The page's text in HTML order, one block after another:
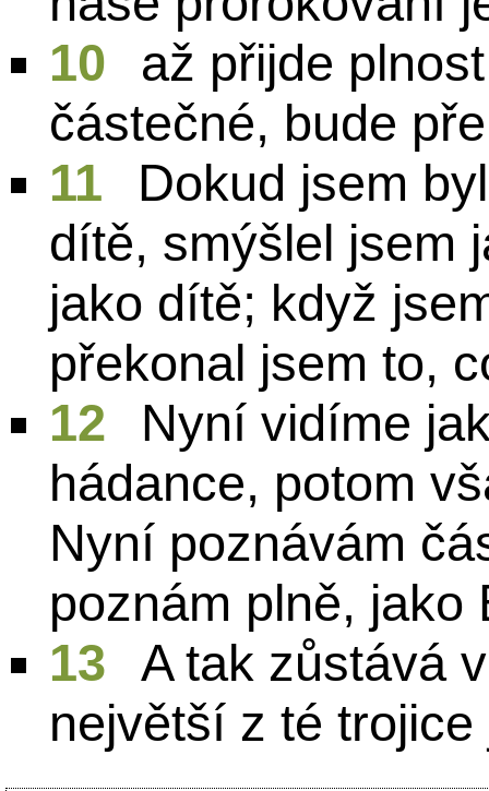
10
až přijde
částečné, bude
11
Dokud jsem
dítě, smýšlel jsem
jako dítě; když
překonal jsem to,
12
Nyní vidíme
hádance, potom
Nyní poznávám
poznám plně, jako
13
A tak zůstává
největší z té